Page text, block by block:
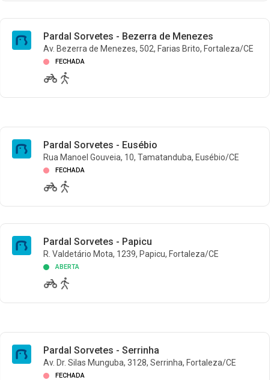
Pardal Sorvetes - Bezerra de Menezes
Av. Bezerra de Menezes, 502, Farias Brito, Fortaleza/CE
FECHADA
Pardal Sorvetes - Eusébio
Rua Manoel Gouveia, 10, Tamatanduba, Eusébio/CE
FECHADA
Pardal Sorvetes - Papicu
R. Valdetário Mota, 1239, Papicu, Fortaleza/CE
ABERTA
Pardal Sorvetes - Serrinha
Av. Dr. Silas Munguba, 3128, Serrinha, Fortaleza/CE
FECHADA